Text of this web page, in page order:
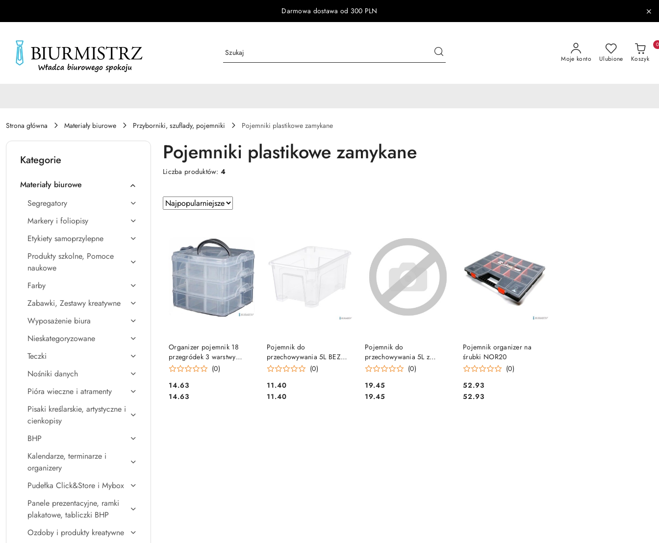
Darmowa dostawa od 300 PLN
Moje konto Ulubione Koszyk
0
Strona główna Materiały biurowe Przyborniki, szuflady, pojemniki Pojemniki plastikowe zamykane
Kategorie
Materiały biurowe
Segregatory
Markery i foliopisy
Etykiety samoprzylepne
Produkty szkolne, Pomoce
naukowe
Farby
Zabawki, Zestawy kreatywne
Wyposażenie biura
Nieskategoryzowane
Teczki
Nośniki danych
Pióra wieczne i atramenty
Pisaki kreślarskie, artystyczne i
cienkopisy
BHP
Kalendarze, terminarze i
organizery
Pudełka Click&Store i Mybox
Panele prezentacyjne, ramki
plakatowe, tabliczki BHP
Ozdoby i produkty kreatywne
Pojemniki plastikowe zamykane
Liczba produktów:4
Zastosowano
sortowanie:
Sortuj
według
Organizer pojemnik 18
przegródek 3 warstwy
15x15x12,5cm P2007623 na
(0)
Cena:
14.63
Cena:
14.63
DO KOSZYKA
Pojemnik do
przechowywania 5L BEZ
POKRYWKI przezroczysty
(0)
Cena:
11.40
Cena:
11.40
DO KOSZYKA
Pojemnik do
przechowywania 5L z
pokrywką przezroczysty
(0)
Cena:
19.45
Cena:
19.45
DO KOSZYKA
Pojemnik organizer na
śrubki NOR20
(0)
Cena:
52.93
Cena:
52.93
DO KOSZYKA